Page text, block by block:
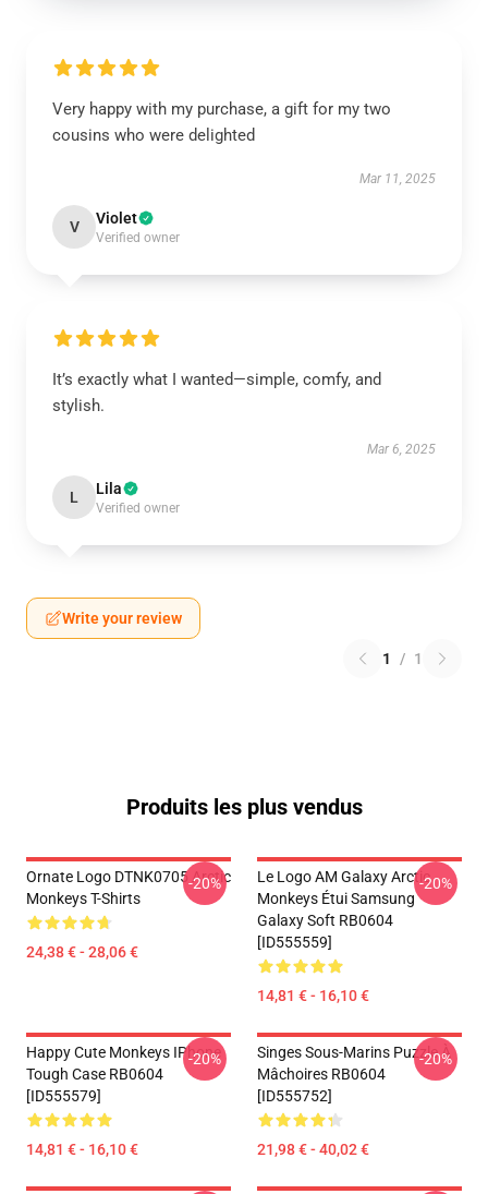
Very happy with my purchase, a gift for my two
cousins who were delighted
Mar 11, 2025
V Violet
Verified owner
It’s exactly what I wanted—simple, comfy, and
stylish.
Mar 6, 2025
L Lila
Verified owner
Write your review
1 / 1
Produits les plus vendus
Ornate Logo DTNK0705 Arctic
Monkeys T-Shirts
24,38 € - 28,06 €
-20%
Le Logo AM Galaxy Arctic
Monkeys Étui Samsung
Galaxy Soft RB0604
[ID555559]
14,81 € - 16,10 €
-20%
Happy Cute Monkeys IPhone
Tough Case RB0604
[ID555579]
14,81 € - 16,10 €
-20%
Singes Sous-Marins Puzzle À
Mâchoires RB0604
[ID555752]
21,98 € - 40,02 €
-20%